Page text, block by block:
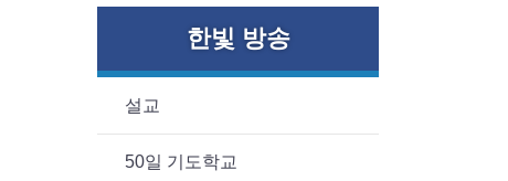
한빛 방송
설교
50일 기도학교